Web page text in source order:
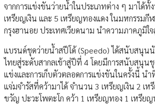
จากการแข่งขันว่ายน้ำในประเภทต่าง ๆ มาได้ทั้
เหรียญเงิน และ 5 เหรียญทองแดง ในมหกรรมกี
กรุงฮานอย ประเทศเวียดนาม นำความภาคภูมิใ
แบรนด์ชุดว่ายน้ำสปีโด้ (Speedo) ได้สนับสนุน
ไทยสู่ระดับสากลเข้าสู่ปีที่ 4 โดยมีการสนับสนุน
แข่งและการเก็บตัวตลอดการแข่งขันในครั้งนี้ น
แจ่มจำรัสที่คว้ามาได้ จำนวน 3 เหรียญเงิน 2 เห
ขวัญ ปะวะโพตะโก คว้า 1 เหรียญทอง 1 เหรีย